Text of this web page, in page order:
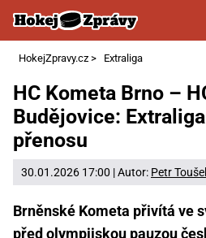
HokejZpravy.cz > Extraliga
HC Kometa Brno –
Budějovice:
přenosu
30.01.2026 17:00 | Autor: Petr
Brněnské Kometa přivítá ve
před olympijskou pauzou